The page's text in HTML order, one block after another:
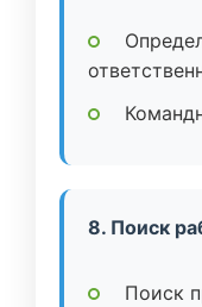
8. Поиск
Поиск